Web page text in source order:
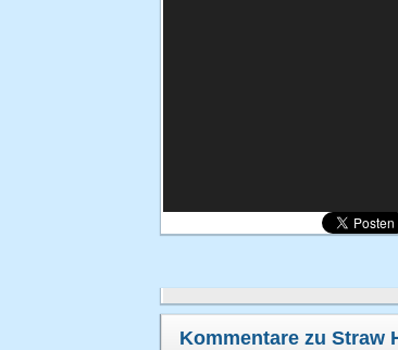
Kommentare zu Straw